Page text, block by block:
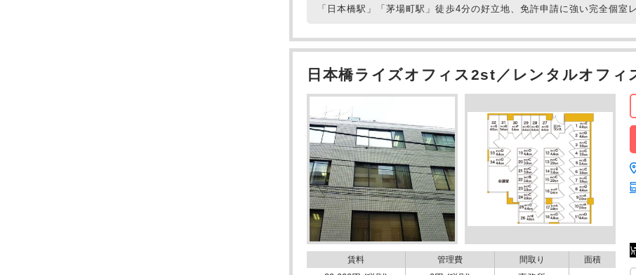
「日本橋駅」「茅場町駅」徒歩4分の好立地、免許申請に強い完全個室
日本橋ライズオフィス2st／レンタルオフィ
賃料 管理費 間取り 面積